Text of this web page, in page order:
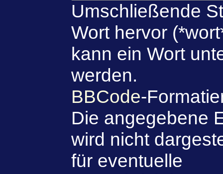
Umschließende
Wort hervor
kann ein Wort
werden.
BBCode-
Die angegebene
wird nicht
für eventuelle